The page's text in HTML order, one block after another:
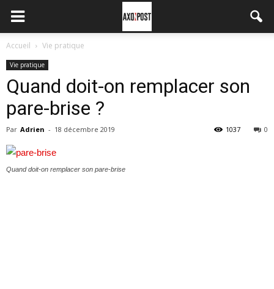
Accueil Vie pratique
Vie pratique
Quand doit-on remplacer son
pare-brise ?
Par Adrien - 18 décembre 2019 0
1037
Quand doit-on remplacer son pare-brise